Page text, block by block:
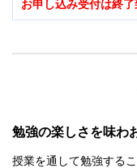
お申し込み受付は終了
勉強の楽しさを味わ
授業を通して勉強する